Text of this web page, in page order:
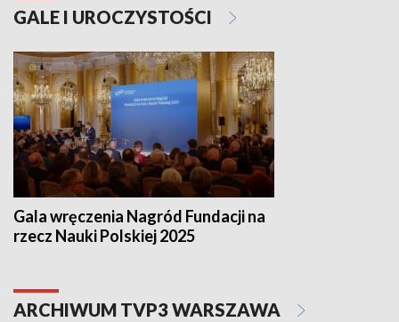
GALE I UROCZYSTOŚCI
Gala wręczenia Nagród Fundacji na
rzecz Nauki Polskiej 2025
ARCHIWUM TVP3 WARSZAWA